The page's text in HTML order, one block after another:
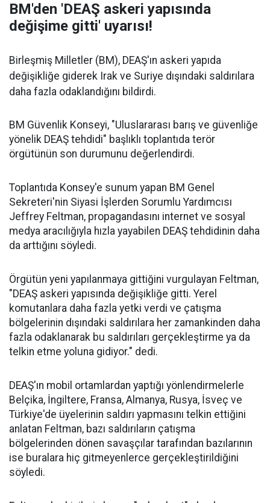
BM'den 'DEAŞ askeri yapısında
değişime gitti' uyarısı!
Birleşmiş Milletler (BM), DEAŞ'ın askeri yapıda
değişikliğe giderek Irak ve Suriye dışındaki saldırılara
daha fazla odaklandığını bildirdi.
BM Güvenlik Konseyi, "Uluslararası barış ve güvenliğe
yönelik DEAŞ tehdidi" başlıklı toplantıda terör
örgütünün son durumunu değerlendirdi.
Toplantıda Konsey'e sunum yapan BM Genel
Sekreteri'nin Siyasi İşlerden Sorumlu Yardımcısı
Jeffrey Feltman, propagandasını internet ve sosyal
medya aracılığıyla hızla yayabilen DEAŞ tehdidinin daha
da arttığını söyledi.
Örgütün yeni yapılanmaya gittiğini vurgulayan Feltman,
"DEAŞ askeri yapısında değişikliğe gitti. Yerel
komutanlara daha fazla yetki verdi ve çatışma
bölgelerinin dışındaki saldırılara her zamankinden daha
fazla odaklanarak bu saldırıları gerçekleştirme ya da
telkin etme yoluna gidiyor." dedi.
DEAŞ'ın mobil ortamlardan yaptığı yönlendirmelerle
Belçika, İngiltere, Fransa, Almanya, Rusya, İsveç ve
Türkiye'de üyelerinin saldırı yapmasını telkin ettiğini
anlatan Feltman, bazı saldırıların çatışma
bölgelerinden dönen savaşçılar tarafından bazılarının
ise buralara hiç gitmeyenlerce gerçekleştirildiğini
söyledi.